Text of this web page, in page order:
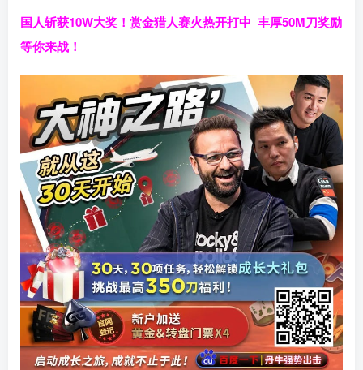
国人斩获10W大奖！ 赏金猎人赛火热开打中 丰厚50M刀奖励
等你来战！